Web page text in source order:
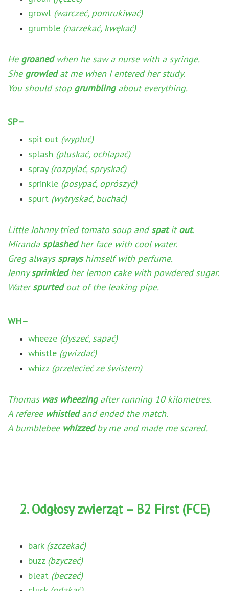
growl (warczeć, pomrukiwać)
grumble (narzekać, kwękać)
He groanedwhen he saw a nurse with a syringe.
She growledat me when I entered her study.
You should stop grumblingabout everything.
SP–
spit out (wypluć)
splash (pluskać, ochlapać)
spray (rozpylać, spryskać)
sprinkle (posypać, oprószyć)
spurt (wytryskać, buchać)
Little Johnny tried tomato soup andspatitout.
Miranda splashedher face with cool water.
Greg always sprayshimself with perfume.
Jennysprinkledher lemon cake with powdered sugar.
Waterspurtedout of the leaking pipe.
WH–
wheeze (dyszeć, sapać)
whistle (gwizdać)
whizz (przelecieć ze świstem)
Thomas was wheezingafter running 10 kilometres.
A referee whistledand ended the match.
A bumblebee whizzedby me and made me scared.
2. Odgłosy zwierząt – B2 First (FCE)
bark (szczekać)
buzz (bzyczeć)
bleat (beczeć)